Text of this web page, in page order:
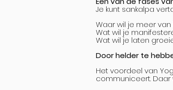
Je kunt sankalpa
Waar wil je meer van
Wat wil je
Wat wil je laten
Door helder te
Het voordeel van
communiceert.